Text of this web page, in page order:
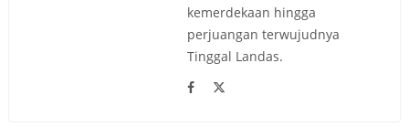
kemerdekaan hingga
perjuangan terwujudnya
Tinggal Landas.